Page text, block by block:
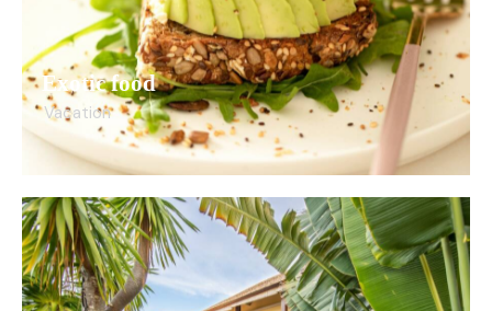
Exotic food
Vacation